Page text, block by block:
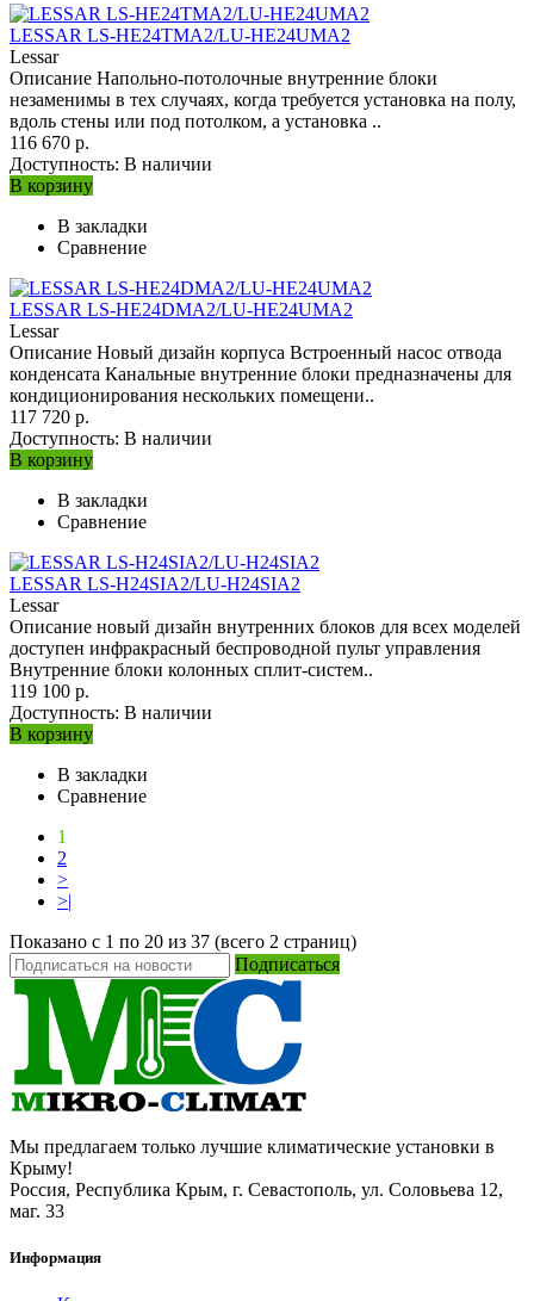
LESSAR LS-HE24TMA2/LU-HE24UMA2
Lessar
Описание Напольно-потолочные внутренние блоки
незаменимы в тех случаях, когда требуется установка на полу,
вдоль стены или под потолком, а установка ..
116 670 р.
Доступность: В наличии
В корзину
В закладки
Сравнение
LESSAR LS-HE24DMA2/LU-HE24UMA2
Lessar
Описание Новый дизайн корпуса Встроенный насос отвода
конденсата Канальные внутренние блоки предназначены для
кондиционирования нескольких помещени..
117 720 р.
Доступность: В наличии
В корзину
В закладки
Сравнение
LESSAR LS-H24SIA2/LU-H24SIA2
Lessar
Описание новый дизайн внутренних блоков для всех моделей
доступен инфракрасный беспроводной пульт управления
Внутренние блоки колонных сплит-систем..
119 100 р.
Доступность: В наличии
В корзину
В закладки
Сравнение
1
2
>
>|
Показано с 1 по 20 из 37 (всего 2 страниц)
Подписаться
Мы предлагаем только лучшие климатические установки в
Крыму!
Россия, Республика Крым, г. Севастополь, ул. Соловьева 12,
маг. 33
Информация